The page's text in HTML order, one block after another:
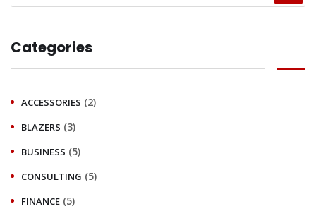
Categories
ACCESSORIES (2)
BLAZERS (3)
BUSINESS (5)
CONSULTING (5)
FINANCE (5)